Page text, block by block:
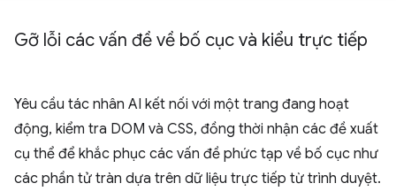
Gỡ lỗi các vấn đề về bố cục và kiểu trực tiếp
Yêu cầu tác nhân AI kết nối với một trang đang hoạt
động, kiểm tra DOM và CSS, đồng thời nhận các đề xuất
cụ thể để khắc phục các vấn đề phức tạp về bố cục như
các phần tử tràn dựa trên dữ liệu trực tiếp từ trình duyệt.